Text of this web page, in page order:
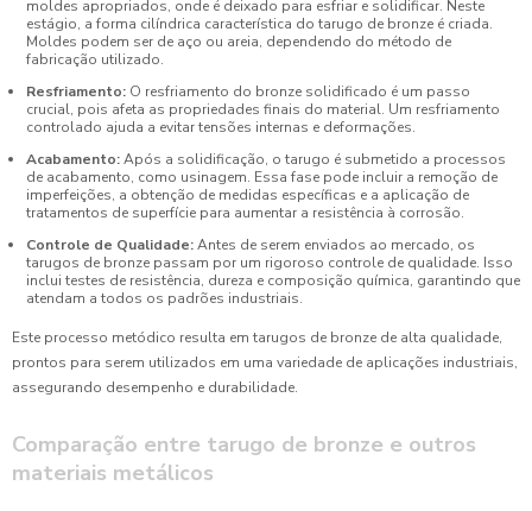
moldes apropriados, onde é deixado para esfriar e solidificar. Neste
estágio, a forma cilíndrica característica do tarugo de bronze é criada.
Moldes podem ser de aço ou areia, dependendo do método de
fabricação utilizado.
Resfriamento: O resfriamento do bronze solidificado é um passo
crucial, pois afeta as propriedades finais do material. Um resfriamento
controlado ajuda a evitar tensões internas e deformações.
Acabamento:Após a solidificação, o tarugo é submetido a processos
de acabamento, como usinagem. Essa fase pode incluir a remoção de
imperfeições, a obtenção de medidas específicas e a aplicação de
tratamentos de superfície para aumentar a resistência à corrosão.
Controle de Qualidade:Antes de serem enviados ao mercado, os
tarugos de bronze passam por um rigoroso controle de qualidade. Isso
inclui testes de resistência, dureza e composição química, garantindo que
atendam a todos os padrões industriais.
Este processo metódico resulta em tarugos de bronze de alta qualidade,
prontos para serem utilizados em uma variedade de aplicações industriais,
assegurando desempenho e durabilidade.
Comparação entre tarugo de bronze e outros
materiais metálicos